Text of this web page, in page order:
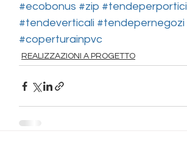
#ecobonus #zip #tendeperportici
#tendeverticali #tendepernegozi
#coperturainpvc
REALIZZAZIONI A PROGETTO